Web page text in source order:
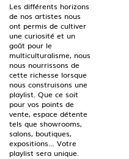
Les différents horizons
de nos artistes nous
ont permis de cultiver
une curiosité et un
goût pour le
multiculturalisme, nous
nous nourrissons de
cette richesse lorsque
nous construisons une
playlist. Que ce soit
pour vos points de
vente, espace détente
tels que showrooms,
salons, boutiques,
expositions… Votre
playlist sera unique.